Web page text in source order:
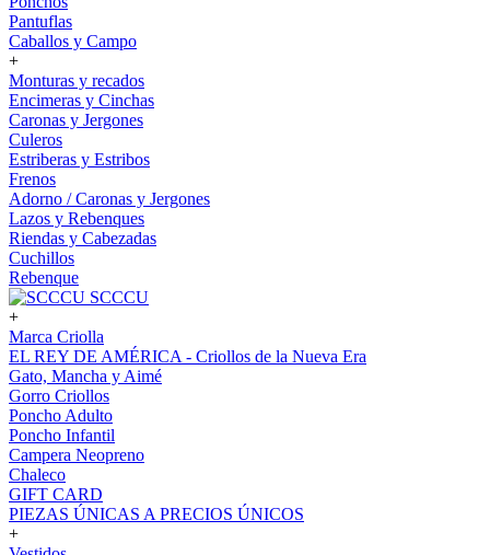
Pantuflas
Caballos y Campo
+
Monturas y recados
Encimeras y Cinchas
Caronas y Jergones
Culeros
Estriberas y Estribos
Frenos
Adorno / Caronas y Jergones
Lazos y Rebenques
Riendas y Cabezadas
Cuchillos
Rebenque
SCCCU
+
Marca Criolla
EL REY DE AMÉRICA - Criollos de la Nueva Era
Gato, Mancha y Aimé
Gorro Criollos
Poncho Adulto
Poncho Infantil
Campera Neopreno
Chaleco
GIFT CARD
PIEZAS ÚNICAS A PRECIOS ÚNICOS
+